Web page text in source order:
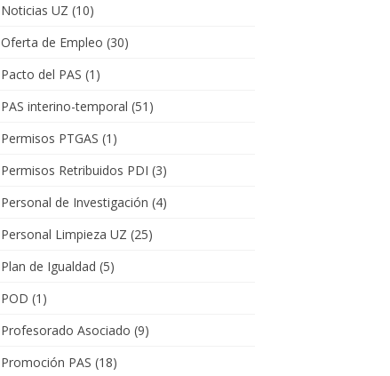
Noticias UZ (10)
Oferta de Empleo (30)
Pacto del PAS (1)
PAS interino-temporal (51)
Permisos PTGAS (1)
Permisos Retribuidos PDI (3)
Personal de Investigación (4)
Personal Limpieza UZ (25)
Plan de Igualdad (5)
POD (1)
Profesorado Asociado (9)
Promoción PAS (18)